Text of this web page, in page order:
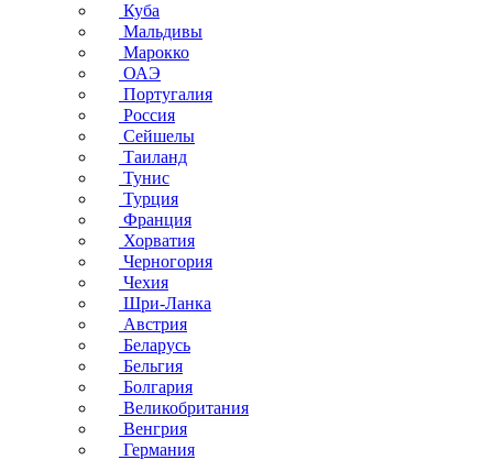
Куба
Мальдивы
Марокко
ОАЭ
Португалия
Россия
Сейшелы
Таиланд
Тунис
Турция
Франция
Хорватия
Черногория
Чехия
Шри-Ланка
Австрия
Беларусь
Бельгия
Болгария
Великобритания
Венгрия
Германия